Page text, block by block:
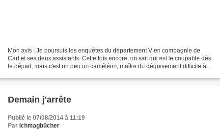
Mon avis : Je poursuis les enquêtes du département V en compagnie de
Carl et ses deux assistants. Cette fois encore, on sait qui est le coupable dès
le départ, mais c'est un peu un caméléon, maître du déguisement difficile à
Demain j'arrête
Publié le 07/08/2014 à 11:19
Par Ichmagbücher